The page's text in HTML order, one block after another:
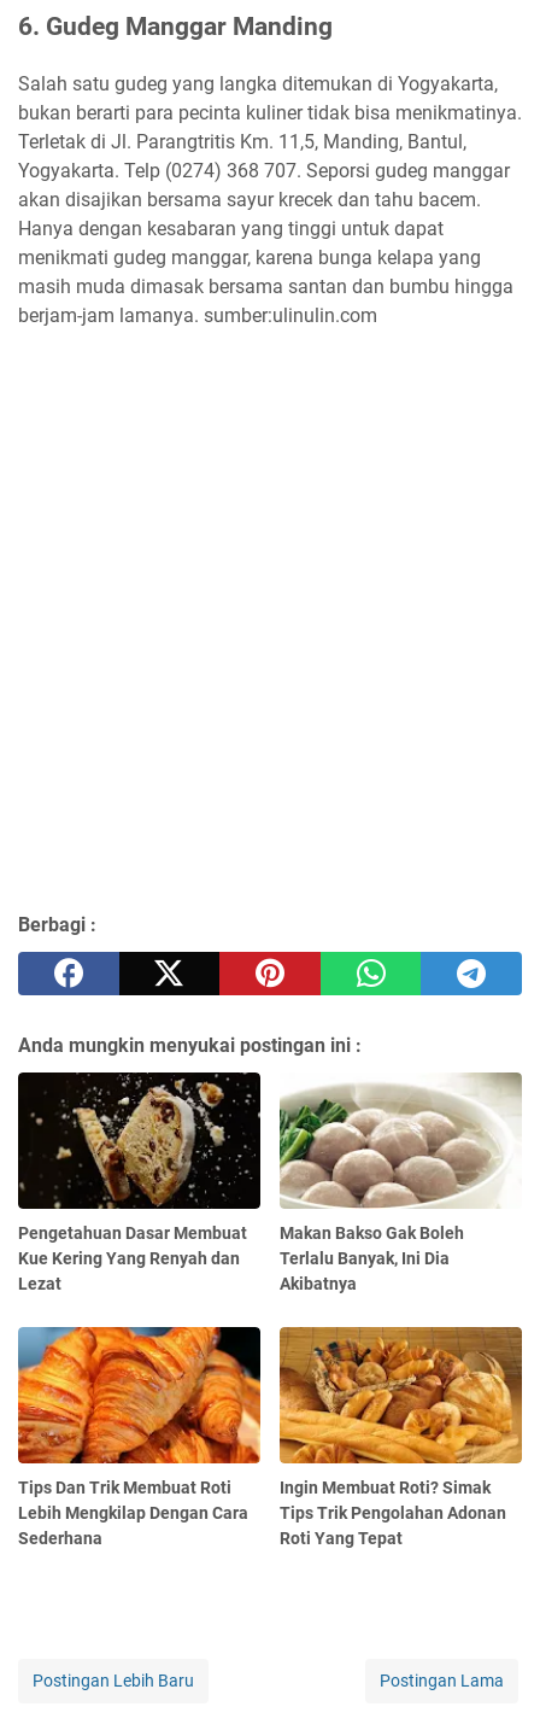
6. Gudeg Manggar Manding
Salah satu gudeg yang langka ditemukan di Yogyakarta,
bukan berarti para pecinta kuliner tidak bisa menikmatinya.
Terletak di Jl. Parangtritis Km. 11,5, Manding, Bantul,
Yogyakarta. Telp (0274) 368 707. Seporsi gudeg manggar
akan disajikan bersama sayur krecek dan tahu bacem.
Hanya dengan kesabaran yang tinggi untuk dapat
menikmati gudeg manggar, karena bunga kelapa yang
masih muda dimasak bersama santan dan bumbu hingga
berjam-jam lamanya. sumber:ulinulin.com
Berbagi :
Anda mungkin menyukai postingan ini :
Pengetahuan Dasar Membuat
Kue Kering Yang Renyah dan
Lezat
Makan Bakso Gak Boleh
Terlalu Banyak, Ini Dia
Akibatnya
Tips Dan Trik Membuat Roti
Lebih Mengkilap Dengan Cara
Sederhana
Ingin Membuat Roti? Simak
Tips Trik Pengolahan Adonan
Roti Yang Tepat
Postingan Lebih Baru Postingan Lama